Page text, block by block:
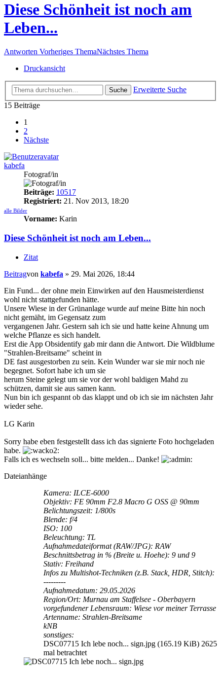
Diese Schönheit ist noch am
Leben...
Antworten Vorheriges ThemaNächstes Thema
Druckansicht
Suche
Erweiterte Suche
15 Beiträge
1
2
Nächste
kabefa
Fotograf/in
Beiträge: 10517
Registriert: 21. Nov 2013, 18:20
alle Bilder
Vorname: Karin
Diese Schönheit ist noch am Leben...
Zitat
Beitragvon kabefa » 29. Mai 2026, 18:44
Ein Fund... der ohne mein Einwirken auf den Hausmeisterdienst
wohl nicht stattgefunden hätte.
Unsere Wiese in der Grünanlage wurde auf meine Bitte hin noch
nicht gemäht, im Gegensatz zum
vergangenen Jahr. Gestern sah ich sie und hatte keine Ahnung um
welche Pflanze es sich handelt.
Erst die App Obsidentify gab mir dann die Antwort. Die Wildblume
"Strahlen-Breitsame" scheint in
DE fast ausgestorben zu sein. Kein Wunder war sie mir noch nie
begegnet. Sofort habe ich um sie
herum Steine gelegt um sie vor der wohl baldigen Mahd zu
schützen, damit sie aus samen kann.
Nun bin ich gespannt ob das klappt und ob ich sie im nächsten Jahr
wieder sehe.
LG Karin
Sorry habe eben festgestellt dass ich das signierte Foto hochgeladen
habe.
Falls ich es wechseln soll... bitte melden... Danke!
Dateianhänge
Kamera: ILCE-6000
Objektiv: FE 90mm F2.8 Macro G OSS @ 90mm
Belichtungszeit: 1/800s
Blende: f/4
ISO: 100
Beleuchtung: TL
Aufnahmedateiformat (RAW/JPG): RAW
Beschnittsbetrag in % (Breite u. Hoehe): 9 und 9
Stativ: Freihand
Infos zu Multishot-Techniken (z.B. Stack, HDR, Stitch):
---------
Aufnahmedatum: 29.05.2026
Region/Ort: Murnau am Staffelsee - Oberbayern
vorgefundener Lebensraum: Wiese vor meiner Terrasse
Artenname: Strahlen-Breitsame
kNB
sonstiges:
DSC07715 Ich lebe noch... sign.jpg (165.19 KiB) 2625
mal betrachtet